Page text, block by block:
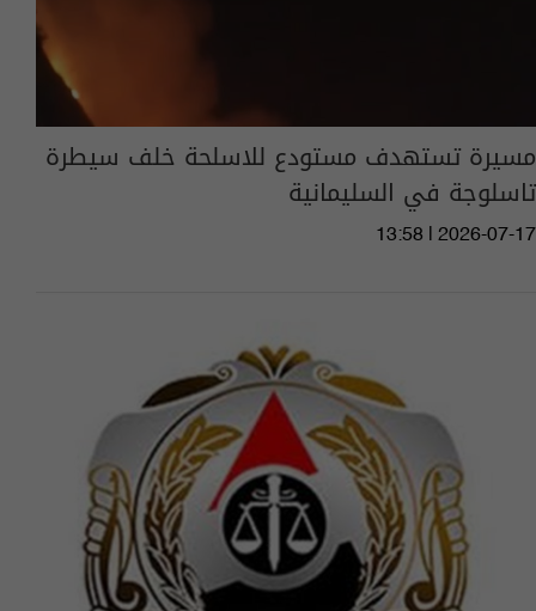
مسيرة تستهدف مستودع للاسلحة خلف سيطرة
تاسلوجة في السليمانية
13:58 | 2026-07-17